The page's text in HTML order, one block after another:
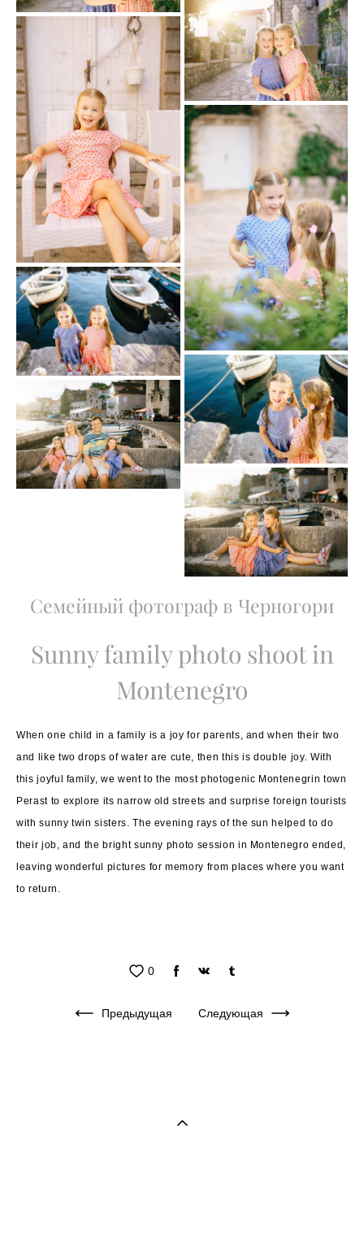
Семейный фотограф в Черногори
Sunny family photo shoot in
Montenegro
When one child in a family is a joy for parents, and when their two
and like two drops of water are cute, then this is double joy. With
this joyful family, we went to the most photogenic Montenegrin town
Perast to explore its narrow old streets and surprise foreign tourists
with sunny twin sisters. The evening rays of the sun helped to do
their job, and the bright sunny photo session in Montenegro ended,
leaving wonderful pictures for memory from places where you want
to return.
0
Предыдущая Следующая